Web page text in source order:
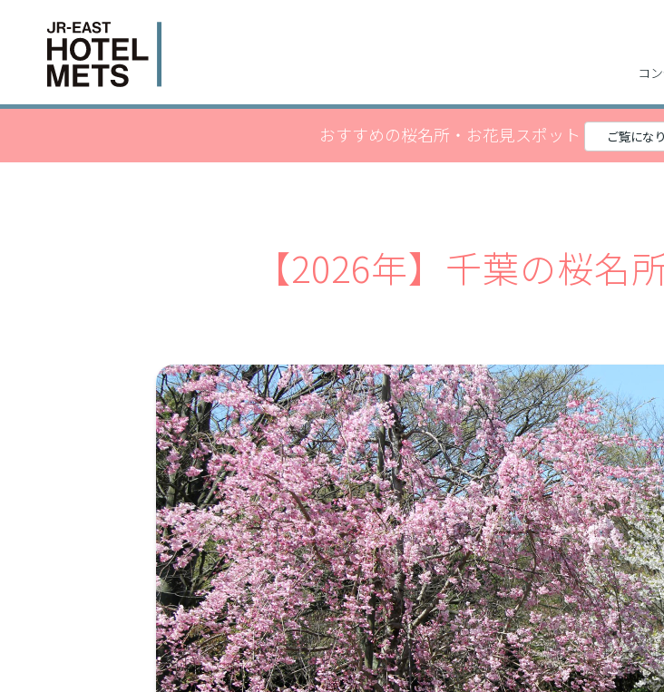
コ
おすすめの桜名所・お花見スポット
【2026年】千葉の桜名